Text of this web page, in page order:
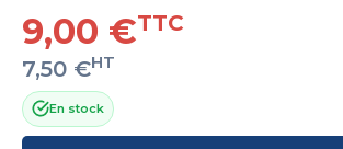
9,00 €TTC
7,50 €HT
En stock